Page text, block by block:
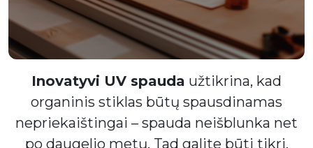
Inovatyvi UV spauda užtikrina, kad
organinis stiklas būtų spausdinamas
nepriekaištingai – spauda neišblunka net
po daugelio metų. Tad galite būti tikri,